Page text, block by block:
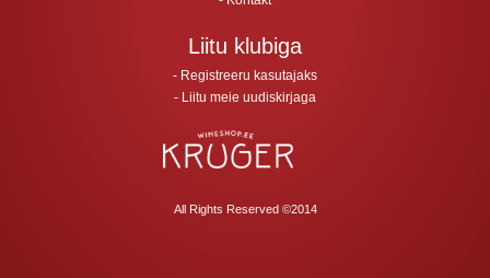
Liitu klubiga
Registreeru kasutajaks
Liitu meie uudiskirjaga
All Rights Reserved ©2014